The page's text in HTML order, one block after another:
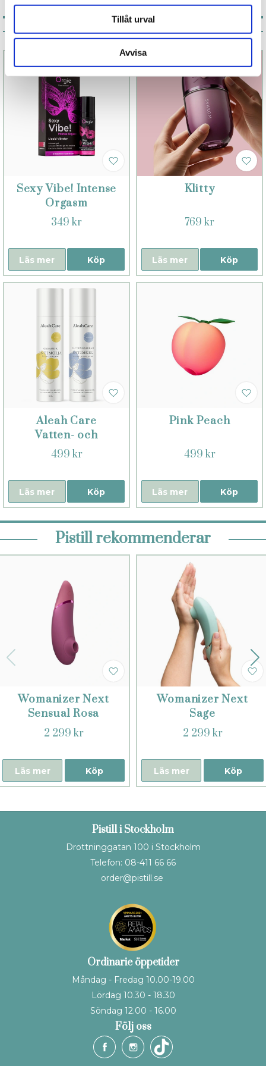
Tillåt urval
Avvisa
Associerade produkter
Sexy Vibe! Intense
Orgasm
349 kr
Köp
Läs mer
Klitty
769 kr
Köp
Läs mer
Aleah Care
Vatten- och
oljebaserat
499 kr
Köp
Läs mer
Pink Peach
499 kr
Köp
Läs mer
Pistill rekommenderar
Womanizer Next
Sensual Rosa
2 299 kr
Köp
Läs mer
Womanizer Next
Sage
2 299 kr
Köp
Läs mer
Pistill i Stockholm
Drottninggatan 100 i Stockholm
Telefon: 08-411 66 66
order@pistill.se
Ordinarie öppetider
Måndag - Fredag 10.00-19.00
Lördag 10.30 - 18.30
Söndag 12.00 - 16.00
Följ oss